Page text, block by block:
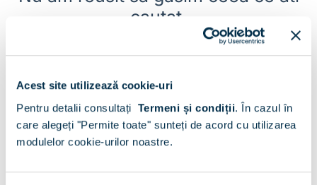
Acest site utilizează cookie-uri
Pentru detalii consultați Termeni și condiții. În cazul în
care alegeți "Permite toate" sunteți de acord cu utilizarea
modulelor cookie-urilor noastre.
cautat.
Cod eroare Pagina nu a fost gasita
Mergeti la pagina de pornie